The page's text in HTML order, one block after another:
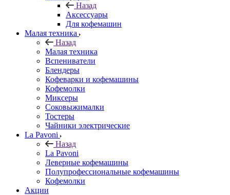
Назад
Аксессуары
Для кофемашин
Малая техника
Назад
Малая техника
Вспениватели
Блендеры
Кофеварки и кофемашины
Кофемолки
Миксеры
Соковыжималки
Тостеры
Чайники электрические
La Pavoni
Назад
La Pavoni
Леверные кофемашины
Полупрофессиональные кофемашины
Кофемолки
Акции